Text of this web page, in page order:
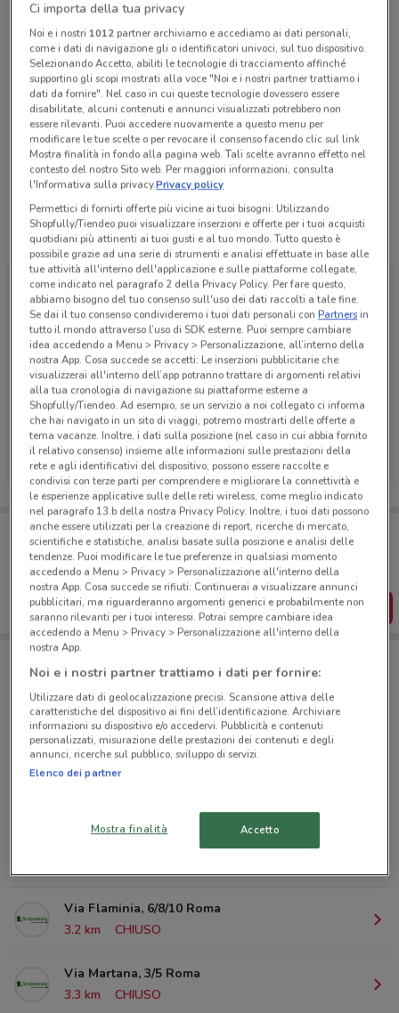
Chiama il negozio
Chiuso
Lunedì 09:00 / 13:30 - 14:30 / 17:30
Martedì 09:00 / 13:30 - 14:30 / 17:30
Mercoledì 09:00 / 13:30 - 14:30 / 17:30
Giovedì 09:00 / 13:30 - 14:30 / 17:30
Venerdì 09:00 / 13:30 - 14:30 / 17:30
Sabato Chiuso
Domenica Chiuso
06 66496222
Centro Clienti
Tutte le promozioni di questo negozio
Findomestic
Scade il 03/09
Porta DoveConviene sempre con te!
Puoi trovare le migliori offerte dei negozi vicino a te,
salvarle e creare la tua lista del risparmio, comodamente
dal tuo cellulare.
SCARICA L’APP
Negozi Findomestic a Roma
Via Tiburtina, 390 A/B Roma
Via Flaminia, 6/8/10 Roma
3.2 km
CHIUSO
Via Martana, 3/5 Roma
3.3 km
CHIUSO
Ci importa della tua privacy
Noi e i nostri 1012partner archiviamo e accediamo ai dati personali,
come i dati di navigazione gli o identificatori univoci, sul tuo dispositivo.
Selezionando Accetto, abiliti le tecnologie di tracciamento affinché
supportino gli scopi mostrati alla voce "Noi e i nostri partner trattiamo i
dati da fornire". Nel caso in cui queste tecnologie dovessero essere
disabilitate, alcuni contenuti e annunci visualizzati potrebbero non
essere rilevanti. Puoi accedere nuovamente a questo menu per
modificare le tue scelte o per revocare il consenso facendo clic sul link
Mostra finalità in fondo alla pagina web. Tali scelte avranno effetto nel
contesto del nostro Sito web. Per maggiori informazioni, consulta
l'Informativa sulla privacy.Privacy policy
Permettici di fornirti offerte più vicine ai tuoi bisogni: Utilizzando
Shopfully/Tiendeo puoi visualizzare inserzioni e offerte per i tuoi acquisti
quotidiani più attinenti ai tuoi gusti e al tuo mondo. Tutto questo è
possibile grazie ad una serie di strumenti e analisi effettuate in base alle
tue attività all'interno dell'applicazione e sulle piattaforme collegate,
come indicato nel paragrafo 2 della Privacy Policy. Per fare questo,
abbiamo bisogno del tuo consenso sull'uso dei dati raccolti a tale fine.
Se dai il tuo consenso condivideremo i tuoi dati personali conPartnersin
tutto il mondo attraverso l’uso di SDK esterne. Puoi sempre cambiare
idea accedendo a Menu > Privacy > Personalizzazione, all’interno della
nostra App. Cosa succede se accetti: Le inserzioni pubblicitarie che
visualizzerai all'interno dell’app potranno trattare di argomenti relativi
alla tua cronologia di navigazione su piattaforme esterne a
Shopfully/Tiendeo. Ad esempio, se un servizio a noi collegato ci informa
che hai navigato in un sito di viaggi, potremo mostrarti delle offerte a
tema vacanze. Inoltre, i dati sulla posizione (nel caso in cui abbia fornito
il relativo consenso) insieme alle informazioni sulle prestazioni della
rete e agli identificativi del dispositivo, possono essere raccolte e
condivisi con terze parti per comprendere e migliorare la connettività e
le esperienze applicative sulle delle reti wireless, come meglio indicato
nel paragrafo 13.b della nostra Privacy Policy. Inoltre, i tuoi dati possono
anche essere utilizzati per la creazione di report, ricerche di mercato,
scientifiche e statistiche, analisi basate sulla posizione e analisi delle
tendenze. Puoi modificare le tue preferenze in qualsiasi momento
accedendo a Menu > Privacy > Personalizzazione all'interno della
nostra App. Cosa succede se rifiuti: Continuerai a visualizzare annunci
pubblicitari, ma riguarderanno argomenti generici e probabilmente non
saranno rilevanti per i tuoi interessi. Potrai sempre cambiare idea
accedendo a Menu > Privacy > Personalizzazione all'interno della
nostra App.
Noi e i nostri partner trattiamo i dati per fornire:
Utilizzare dati di geolocalizzazione precisi. Scansione attiva delle
caratteristiche del dispositivo ai fini dell’identificazione. Archiviare
informazioni su dispositivo e/o accedervi. Pubblicità e contenuti
personalizzati, misurazione delle prestazioni dei contenuti e degli
annunci, ricerche sul pubblico, sviluppo di servizi.
Elenco dei partner
Mostra finalità Accetto